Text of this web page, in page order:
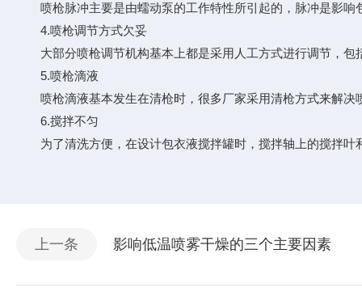
喷枪脉冲主要是由蠕动泵的工作特性所引起的，脉冲是影响
4.喷枪调节方式欠妥
大部分喷枪调节机构基本上都是采用人工方式进行调节，包
5.喷枪滴液
喷枪滴液基本发生在清枪时，很多厂家采用清枪方式来解决
6.搅拌不匀
为了清洗方便，在设计包衣液搅拌罐时，搅拌轴上的搅拌叶
上一条 影响低温喷雾干燥的三个主要因素